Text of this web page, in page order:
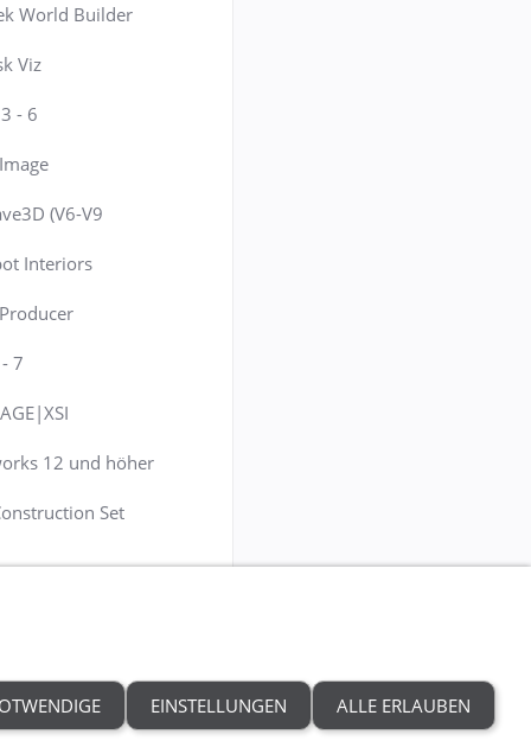
World Builder
Viz
- 6
(V6-V9
Interiors
7
12 und höher
Set
Hilfe EINSTELLUNGEN ALLE ERLAUBEN